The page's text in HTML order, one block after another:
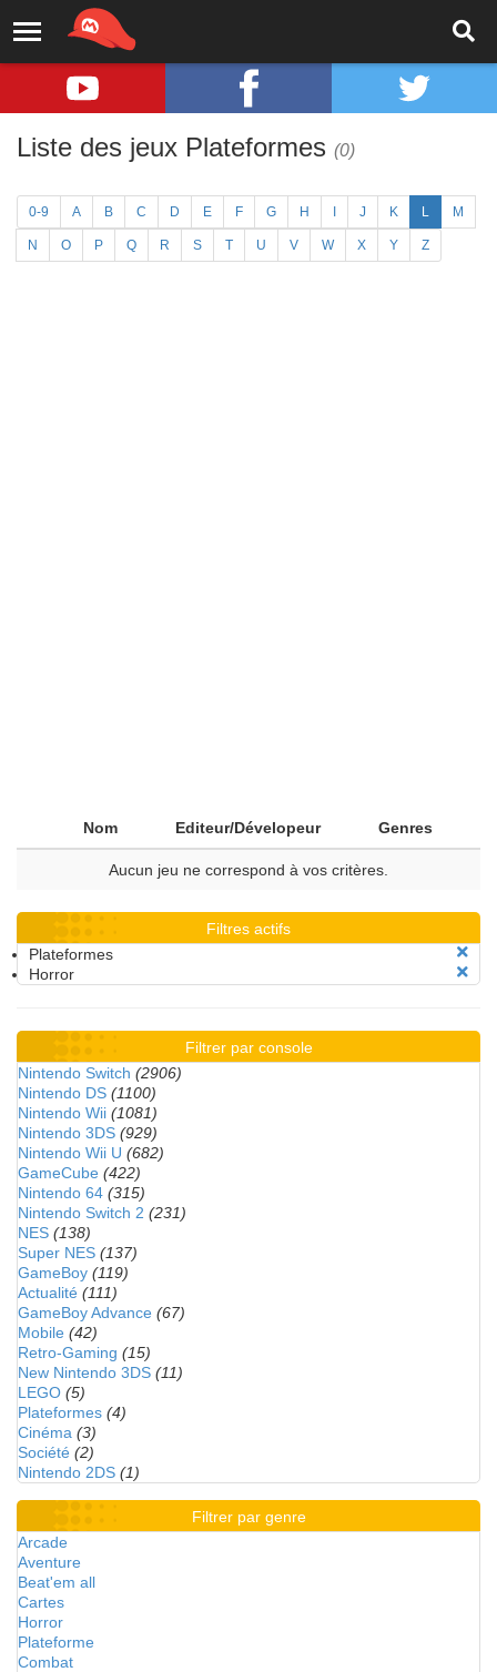
Liste des jeux Plateformes (0)
0-9 A B C D E F G H J K L M
N O P Q R S T U V W X Y Z
Nom Editeur/Dévelopeur Genres
Aucun jeu ne correspond à vos critères.
Filtres actifs
Plateformes
Horror
Filtrer par console
Nintendo Switch (2906)
Nintendo DS (1100)
Nintendo Wii (1081)
Nintendo 3DS (929)
Nintendo Wii U (682)
GameCube (422)
Nintendo 64 (315)
Nintendo Switch 2 (231)
NES (138)
Super NES (137)
GameBoy (119)
Actualité (111)
GameBoy Advance (67)
Mobile (42)
Retro-Gaming (15)
New Nintendo 3DS (11)
LEGO (5)
Plateformes (4)
Cinéma (3)
Société (2)
Nintendo 2DS (1)
Filtrer par genre
Arcade
Aventure
Beat'em all
Cartes
Horror
Plateforme
Combat